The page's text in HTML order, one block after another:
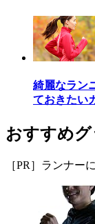
綺麗なラン
ておきたい
おすすめ
［PR］ランナー